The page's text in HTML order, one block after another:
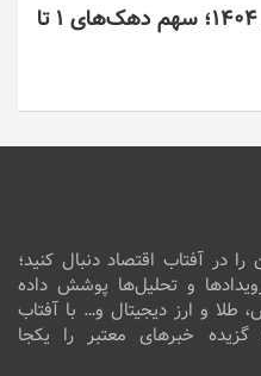
افزایش قابل توجه یارانه آذر ۱۴۰۴؛ سهم دهک‌های ۱ تا
در آفتاب اقتصاد دنبال کنید؛
و تحلیل‌ها پوشش داده
و ارز دیجیتال و… با آفتاب
خبرهای معتبر را یکجا